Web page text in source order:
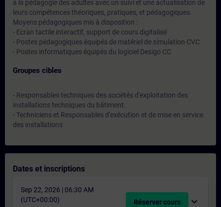
à la pédagogie des adultes avec un suivi et une actualisation de
leurs compétences théoriques, pratiques, et pédagogiques.
Moyens pédagogiques mis à disposition :
- Ecran tactile interactif, support de cours digitalisé
- Postes pédagogiques équipés de matériel de simulation CVC
- Postes informatiques équipés du logiciel Desigo CC
Groupes cibles
- Responsables techniques des sociétés d'exploitation des
installations techniques du bâtiment.
- Techniciens et Responsables d'exécution et de mise en service
des installations
Dates et inscriptions
Sep 22, 2026 | 06:30 AM
(UTC+00:00)
Réserver cours expand_more